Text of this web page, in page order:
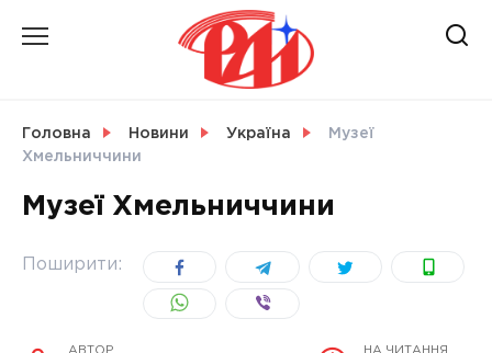
УКРАЇНА
Головна Новини Україна
Музеї
Хмельниччини
Музеї Хмельниччини
Поширити: